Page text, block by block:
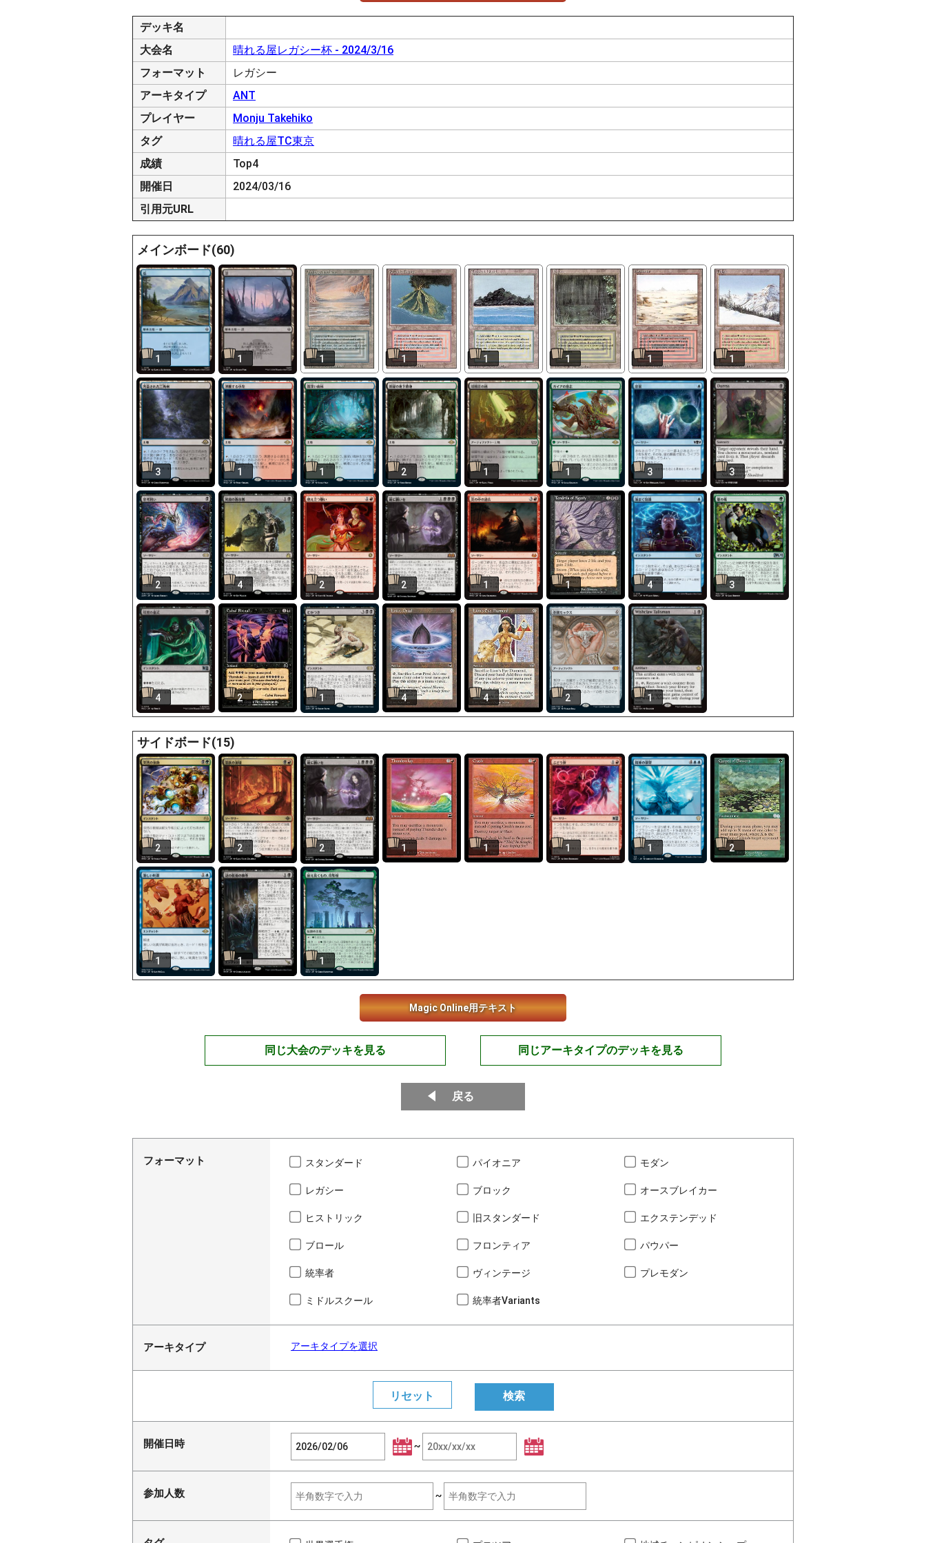
デッキ名
大会名
晴れる屋レガシー杯 - 2024/3/16
フォーマット
レガシー
アーキタイプ
ANT
プレイヤー
Monju Takehiko
タグ
晴れる屋TC東京
成績
Top4
開催日
2024/03/16
引用元URL
メインボード(60)
1 1 1 1 1 1 1 1
3 1 1 2 1 1 3 3
2 4 2 2 1 1 4 3
4 2 1 4 4 2 1
サイドボード(15)
2 2 2 1 1 1 1 2
1 1 1
Magic Online用テキスト
同じ大会のデッキを見る 同じアーキタイプのデッキを見る
戻る
フォーマット スタンダード パイオニア モダン
レガシー ブロック オースブレイカー
ヒストリック 旧スタンダード エクステンデッド
ブロール フロンティア パウパー
統率者 ヴィンテージ プレモダン
ミドルスクール 統率者Variants
アーキタイプ アーキタイプを選択
開催日時 ~
参加人数 ~